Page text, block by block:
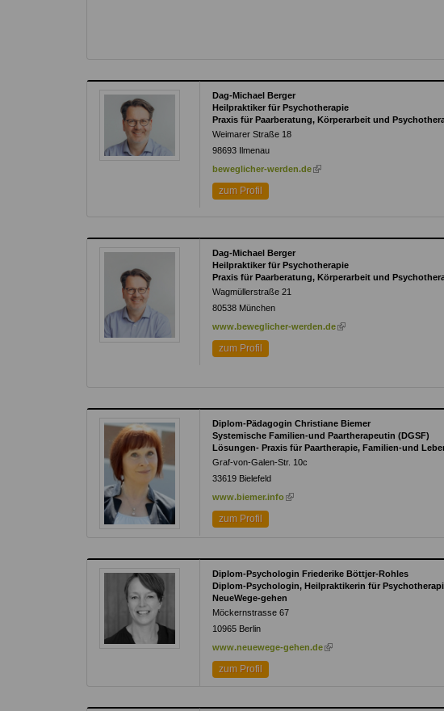
Dag-Michael Berger
Heilpraktiker für Psychotherapie
Praxis für Paarberatung, Körperarbeit und
Weimarer Straße 18
98693 Ilmenau
beweglicher-werden.de (link
zum Profil
Dag-Michael Berger
Heilpraktiker für Psychotherapie
Praxis für Paarberatung, Körperarbeit und
Wagmüllerstraße 21
80538 München
www.beweglicher-werden.de (link
zum Profil
Diplom-Pädagogin Christiane Biemer
Systemische Familien-und Paartherapeutin (DGSF)
Lösungen- Praxis für Paartherapie, Familien-und
Graf-von-Galen-Str. 10c
33619 Bielefeld
www.biemer.info (link
zum Profil
Diplom-Psychologin Friederike Böttjer-Rohles
Diplom-Psychologin, Heilpraktikerin für
NeueWege-gehen
Möckernstrasse 67
10965 Berlin
www.neuewege-gehen.de (link
zum Profil